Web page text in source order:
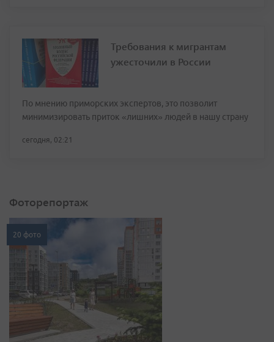
Требования к мигрантам
ужесточили в России
По мнению приморских экспертов, это позволит
минимизировать приток «лишних» людей в нашу страну
сегодня, 02:21
Фоторепортаж
20 фото